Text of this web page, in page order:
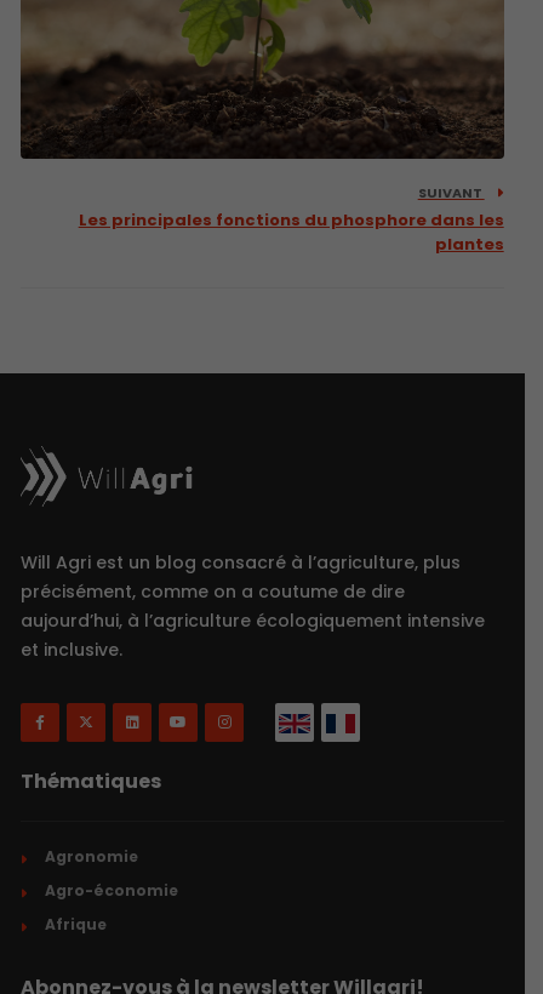
SUIVANT
Les principales fonctions du phosphore dans les
plantes
Will Agri est un blog consacré à l’agriculture, plus
précisément, comme on a coutume de dire
aujourd’hui, à l’agriculture écologiquement intensive
et inclusive.
Thématiques
Agronomie
Agro-économie
Afrique
Abonnez-vous à la newsletter Willagri!